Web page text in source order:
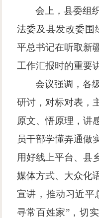
会上，县委组
法委及县发改委围
平总书记在听取新
工作汇报时的重要
会议强调，各
研讨，对标对表，
原文、悟原理，讲
员干部学懂弄通做
用好线上平台、县
媒体方式、大众化
宣讲，推动习近平
寻常百姓家”，切